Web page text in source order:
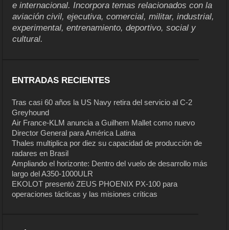
e internacional. Incorpora temas relacionados con la
aviación civil, ejecutiva, comercial, militar, industrial,
experimental, entrenamiento, deportivo, social y
cultural.
ENTRADAS RECIENTES
Tras casi 60 años la US Navy retira del servicio al C-2
Greyhound
Air France-KLM anuncia a Guilhem Mallet como nuevo
Director General para América Latina
Thales multiplica por diez su capacidad de producción de
radares en Brasil
Ampliando el horizonte: Dentro del vuelo de desarrollo más
largo del A350-1000ULR
EKOLOT presentó ZEUS PHOENIX PX-100 para
operaciones tácticas y las misiones críticas